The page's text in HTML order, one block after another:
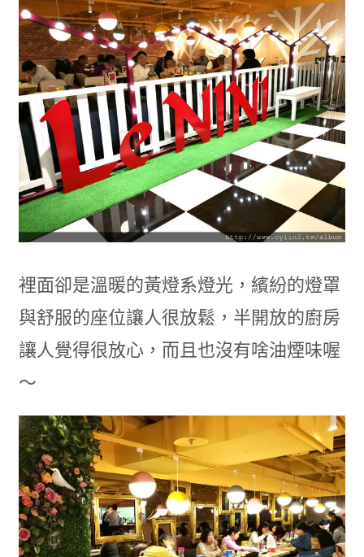
裡面卻是溫暖的黃燈系燈光，繽紛的燈罩
與舒服的座位讓人很放鬆，半開放的廚房
讓人覺得很放心，而且也沒有啥油煙味喔
～